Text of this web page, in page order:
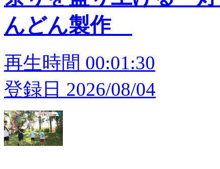
んどん製作
再生時間 00:01:30
登録日 2026/08/04